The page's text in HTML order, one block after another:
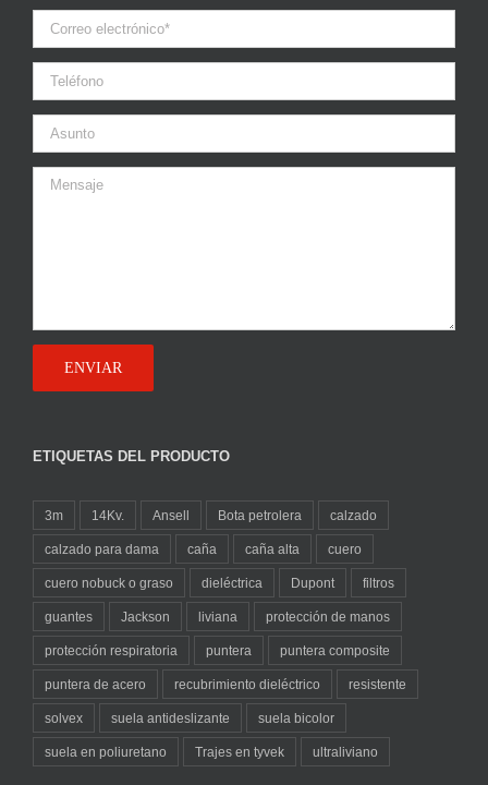
ETIQUETAS DEL PRODUCTO
3m 14Kv. Ansell Bota petrolera calzado
calzado para dama caña caña alta cuero
cuero nobuck o graso dieléctrica Dupont filtros
guantes Jackson liviana protección de manos
protección respiratoria puntera puntera composite
puntera de acero recubrimiento dieléctrico resistente
solvex suela antideslizante suela bicolor
suela en poliuretano Trajes en tyvek ultraliviano